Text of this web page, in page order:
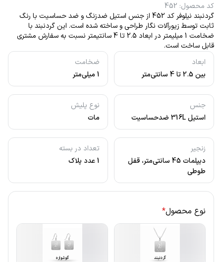
ابعاد
بین 2.5 تا 4 سانتی‌متر
ضخامت
1 میلی‌متر
جنس
استیل 316L ضدحساسیت
نوع پلیش
مات
زنجیر
دیپلمات 45 سانتی‌متر، قفل
طوطی
تعداد در بسته
1 عدد پلاک
کد محصول:
452
گردنبند نیلوفر کد 452 از جنس استیل ضدزنگ و ضد حساسیت با رنگ
ثابت توسط زیورآلات نگار طراحی و ساخته شده است. این گردنبند با
ضخامت 1 میلیمتر در ابعاد 2.5 تا 4 سانتیمتر نسبت به سفارش مشتری
قابل ساخت است.
نوع محصول*